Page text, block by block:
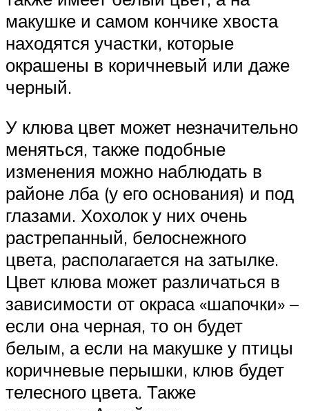
макушке и самом кончике хвоста
находятся участки, которые
окрашены в коричневый или даже
черный.
У клюва цвет может незначительно
меняться, также подобные
изменения можно наблюдать в
районе лба (у его основания) и под
глазами. Хохолок у них очень
растрепанный, белоснежного
цвета, располагается на затылке.
Цвет клюва может различаться в
зависимости от окраса «шапочки» –
если она черная, то он будет
белым, а если на макушке у птицы
коричневые перышки, клюв будет
телесного цвета. Также